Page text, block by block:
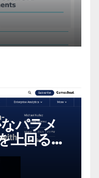
パラメ
上回る新
ルをリ